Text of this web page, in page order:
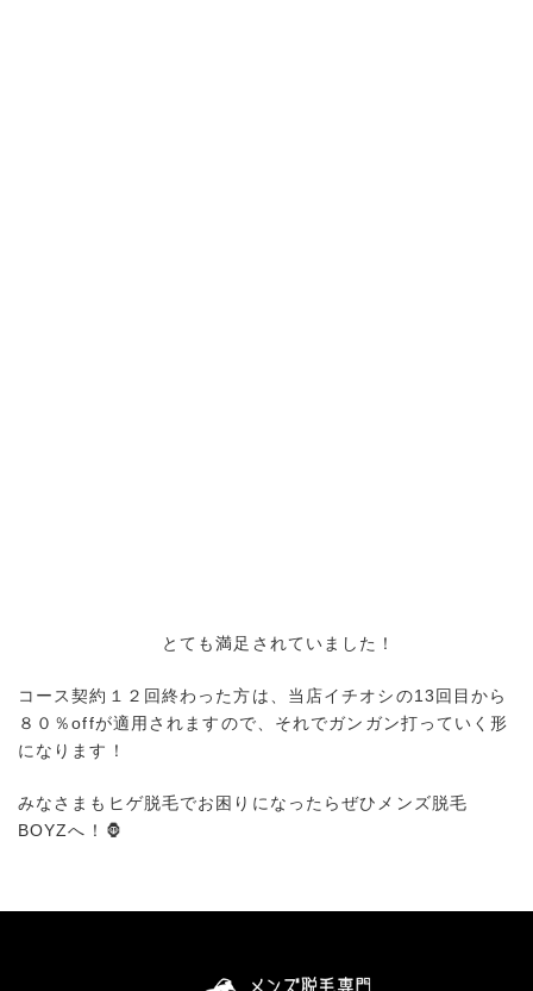
とても満足されていました！
コース契約１２回終わった方は、当店イチオシの13回目から
８０％offが適用されますので、それでガンガン打っていく形
になります！
みなさまもヒゲ脱毛でお困りになったらぜひメンズ脱毛
BOYZへ！🦍